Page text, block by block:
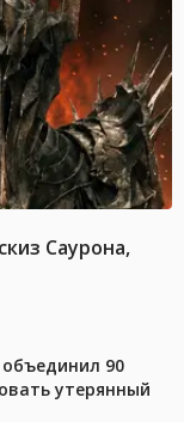
Саурона,
90
утерянный